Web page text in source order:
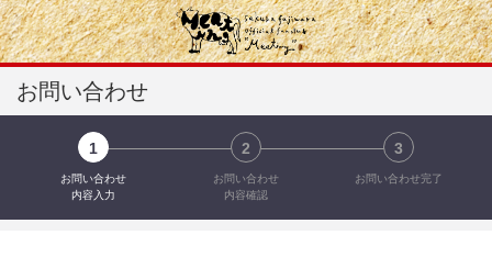
お問い合わせ
1
お問い合わせ
内容入力
2
お問い合わせ
内容確認
3
お問い合わせ完了